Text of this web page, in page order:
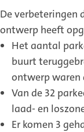
De verbeteringen
ontwerp heeft
Het aantal
buurt
ontwerp waren
Van de 32
laad- en
Er komen 3